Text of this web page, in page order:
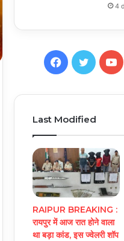
4
Facebook
Twitter
Last Modified
RAIPUR BREAKING :
रायपुर में आज रात होने वाला
था बड़ा कांड, इस ज्वेलरी शॉप